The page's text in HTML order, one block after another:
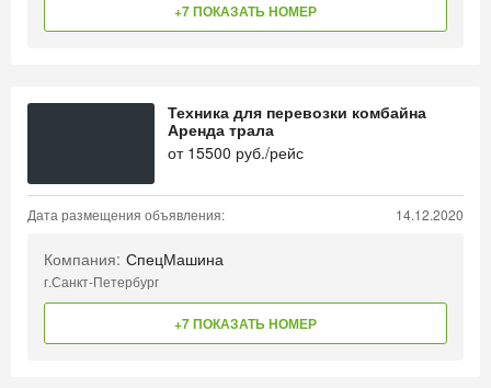
+7 ПОКАЗАТЬ НОМЕР
Техника для перевозки комбайна
Аренда трала
от 15500 руб./рейс
Дата размещения объявления: 14.12.2020
Компания: СпецМашина
г.Санкт-Петербург
+7 ПОКАЗАТЬ НОМЕР